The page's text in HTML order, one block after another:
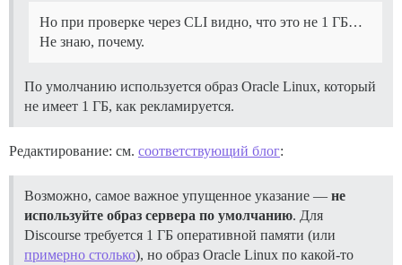
Но при проверке через CLI видно, что это не 1 ГБ…
Не знаю, почему.
По умолчанию используется образ Oracle Linux, который
не имеет 1 ГБ, как рекламируется.
Редактирование: см. соответствующий блог:
Возможно, самое важное упущенное указание — не
используйте образ сервера по умолчанию. Для
Discourse требуется 1 ГБ оперативной памяти (или
примерно столько), но образ Oracle Linux по какой-то